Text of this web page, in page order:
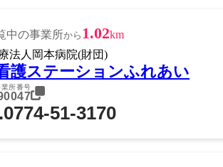
中の事業所から 1.02km
法人岡本病院(財団)
護ステーションふれあい
所番号
51-3170